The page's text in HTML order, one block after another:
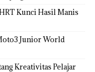
Kunci Hasil Manis
Junior World
Kreativitas Pelajar